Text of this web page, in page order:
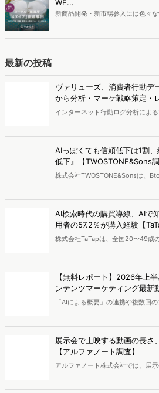
す。※資料は記事内の入力フォーム
WE...
新商品開発・新市場参入には色々
調査を実施しても、購買実態が不
ポートとなっています。※本レポ
ウンロードできます。
最新の投稿
ヴァリューズ、消費者行動デ
から分析・マーケ戦略策定・
「Dockpit AIエージェント」
インターネット行動ログ分析によ
ィングサービスを提供する株式会
250万人のWeb行動ログデータを
エンジン「Dockpit（ドックピット
析から仮説構築、レポート作成ま
「Dockpit AIエージェント」の提供
AIっぽくても信頼低下は1割
低下』【TWOSTONE&Sons調
株式会社TWOSTONE&Sonsは、
わる担当者を対象に、コンテンツ
し、結果を公開しました。
AI検索時代の購買導線、AI
用者の57.2％が購入経験【
株式会社TaTapは、全国20〜49歳
と、AIで知った商品をどこで確か
ました。
【無料レポート】2026年上
ンテンツマーケティング最
「AIによる概要」の連携や複数回
のSEO領域には変化がありました
し、最多のChatGPTを追う形で
ザーの選択肢の多様化が進んでい
必見の2026年上半期概要です。※
料でDLできます。また、レポート
ご用意しております。
展示会で上映する動画の長さ
【アルファノート調査】
アルファノート株式会社では、展
画・マーケティング担当者を対象
調査を実施し、結果を公開しまし